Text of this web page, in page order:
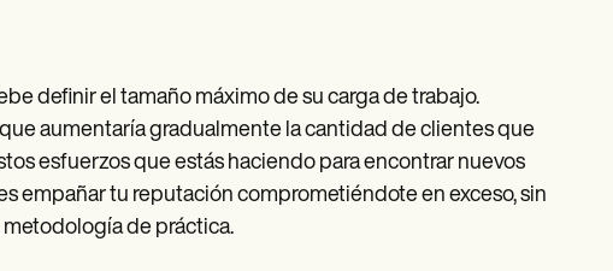
definir el tamaño máximo de su carga de trabajo.
aumentaría gradualmente la cantidad de clientes que
esfuerzos que estás haciendo para encontrar nuevos
empañar tu reputación comprometiéndote en exceso, sin
de práctica.